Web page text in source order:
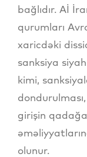
bağlıdır. Aİ
qurumları
xaricdəki
sanksiya
kimi,
girişin
olunur.